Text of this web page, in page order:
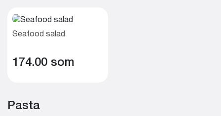
Seafood salad
174.00 som
Pasta